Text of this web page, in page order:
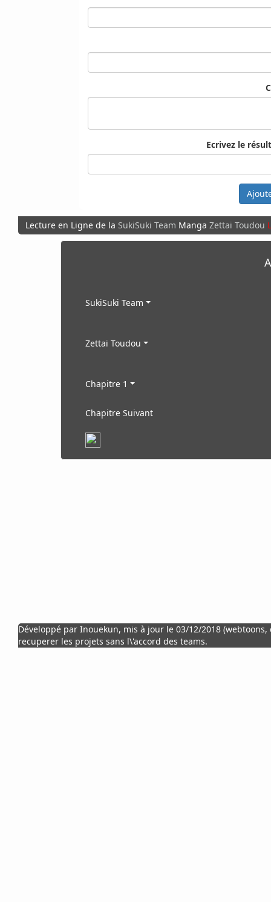
Ecrivez le
Lecture en Ligne de la SukiSuki Team Manga Zettai Toudou
SukiSuki Team
Zettai Toudou
Chapitre 1
Chapitre Suivant
Développé par Inouekun, mis à jour le 03/12/2018
recuperer les projets sans l\'accord des teams.